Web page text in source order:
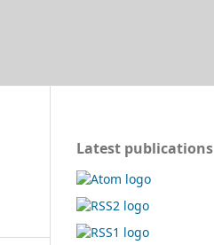
Latest publications